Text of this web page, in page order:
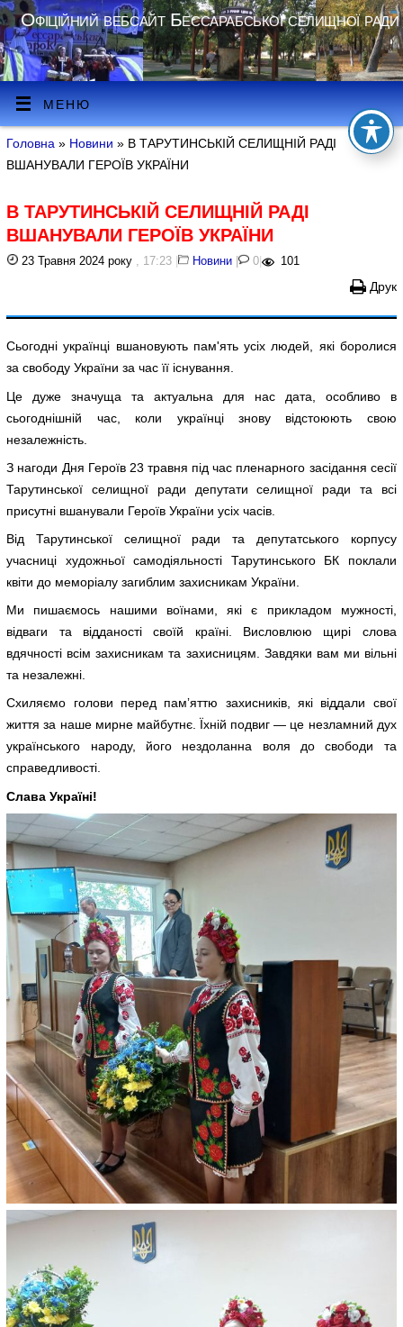
Офіційний вебсайт Бессарабської селищної ради
МЕНЮ
Головна » Новини » В ТАРУТИНСЬКІЙ СЕЛИЩНІЙ РАДІ
ВШАНУВАЛИ ГЕРОЇВ УКРАЇНИ
В ТАРУТИНСЬКІЙ СЕЛИЩНІЙ РАДІ
ВШАНУВАЛИ ГЕРОЇВ УКРАЇНИ
23 Травня 2024 року , 17:23 | Новини | 0 | 101
Друк
Сьогодні українці вшановують пам'ять усіх людей, які боролися
за свободу України за час її існування.
Це дуже значуща та актуальна для нас дата, особливо в
сьогоднішній час, коли українці знову відстоюють свою
незалежність.
З нагоди Дня Героїв 23 травня під час пленарного засідання сесії
Тарутинської селищної ради депутати селищної ради та всі
присутні вшанували Героїв України усіх часів.
Від Тарутинської селищної ради та депутатського корпусу
учасниці художньої самодіяльності Тарутинського БК поклали
квіти до меморіалу загиблим захисникам України.
Ми пишаємось нашими воїнами, які є прикладом мужності,
відваги та відданості своїй країні. Висловлюю щирі слова
вдячності всім захисникам та захисницям. Завдяки вам ми вільні
та незалежні.
Схиляємо голови перед памʼяттю захисників, які віддали свої
життя за наше мирне майбутнє. Їхній подвиг — це незламний дух
українського народу, його нездоланна воля до свободи та
справедливості.
Слава Україні!